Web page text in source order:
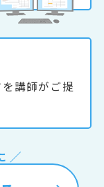
講師がご提
／